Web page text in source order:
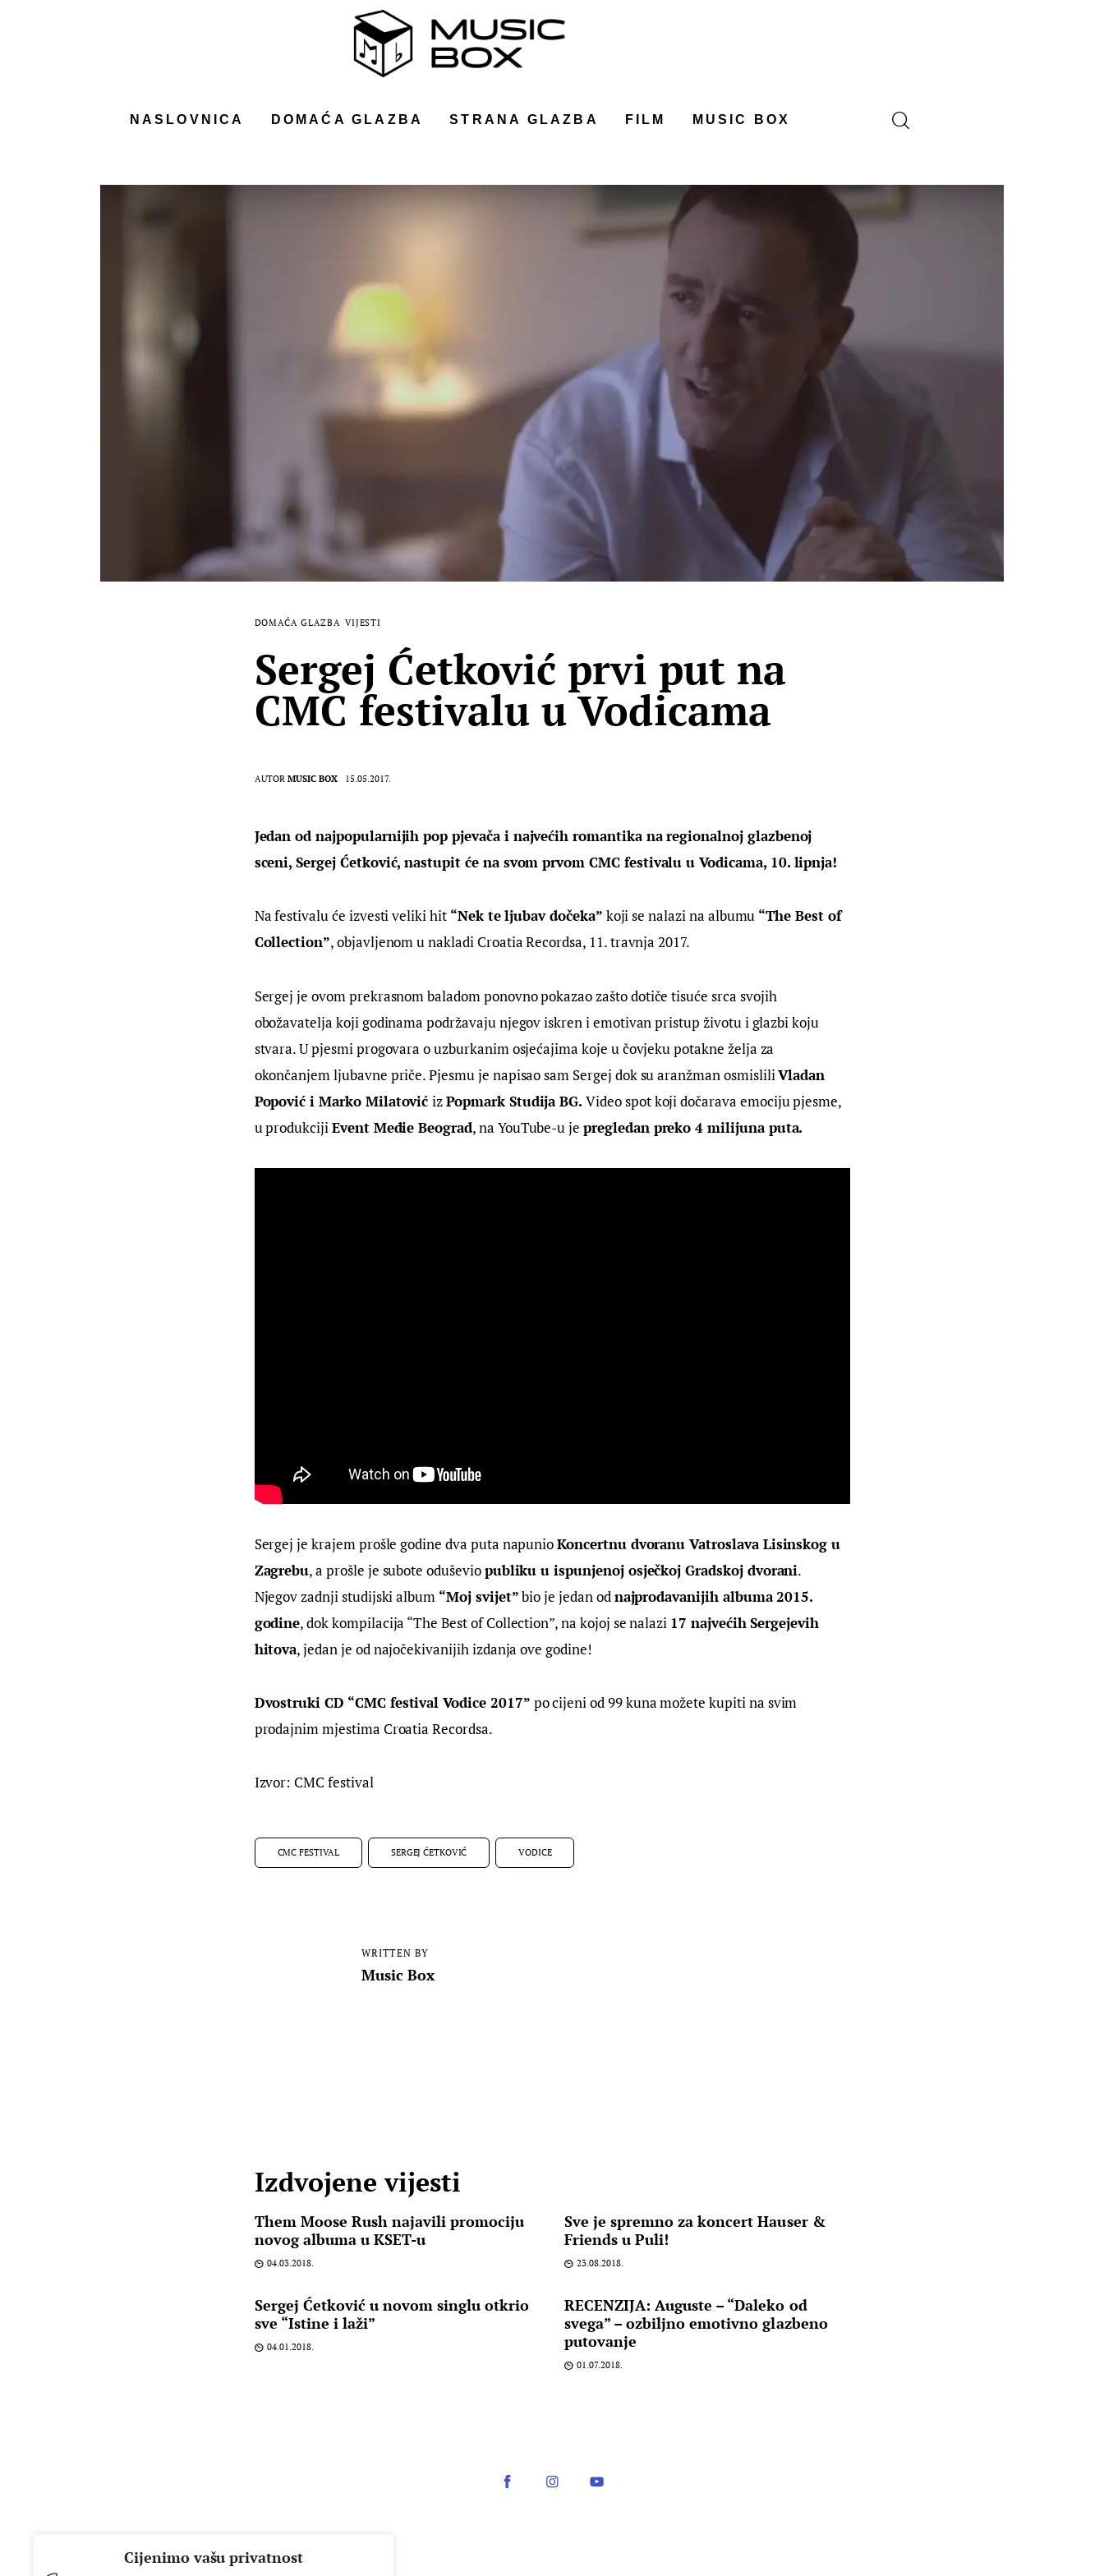
Cijenimo vašu privatnost
NASLOVNICA DOMAĆA GLAZBA STRANA GLAZBA FILM MUSIC BOX
DOMAĆA GLAZBA VIJESTI
Sergej Ćetković prvi put na
CMC festivalu u Vodicama
AUTOR MUSIC BOX 15.05.2017.
Jedan od najpopularnijih pop pjevača i najvećih romantika na regionalnoj glazbenoj
sceni, Sergej Ćetković, nastupit će na svom prvom CMC festivalu u Vodicama, 10. lipnja!
Na festivalu će izvesti veliki hit “Nek te ljubav dočeka” koji se nalazi na albumu “The Best of
Collection”, objavljenom u nakladi Croatia Recordsa, 11. travnja 2017.
Sergej je ovom prekrasnom baladom ponovno pokazao zašto dotiče tisuće srca svojih
obožavatelja koji godinama podržavaju njegov iskren i emotivan pristup životu i glazbi koju
stvara. U pjesmi progovara o uzburkanim osjećajima koje u čovjeku potakne želja za
okončanjem ljubavne priče. Pjesmu je napisao sam Sergej dok su aranžman osmislili Vladan
Popović i Marko Milatović iz Popmark Studija BG. Video spot koji dočarava emociju pjesme,
u produkciji Event Medie Beograd, na YouTube-u je pregledan preko 4 milijuna puta.
Sergej je krajem prošle godine dva puta napunio Koncertnu dvoranu Vatroslava Lisinskog u
Zagrebu, a prošle je subote oduševio publiku u ispunjenoj osječkoj Gradskoj dvorani.
Njegov zadnji studijski album “Moj svijet” bio je jedan od najprodavanijih albuma 2015.
godine, dok kompilacija “The Best of Collection”, na kojoj se nalazi 17 najvećih Sergejevih
hitova, jedan je od najočekivanijih izdanja ove godine!
Dvostruki CD “CMC festival Vodice 2017” po cijeni od 99 kuna možete kupiti na svim
prodajnim mjestima Croatia Recordsa.
Izvor: CMC festival
CMC FESTIVAL SERGEJ ĆETKOVIĆ VODICE
WRITTEN BY
Music Box
Izdvojene vijesti
Them Moose Rush najavili promociju
novog albuma u KSET-u
04.03.2018.
Sve je spremno za koncert Hauser &
Friends u Puli!
23.08.2018.
Sergej Ćetković u novom singlu otkrio
sve “Istine i laži”
04.01.2018.
RECENZIJA: Auguste – “Daleko od
svega” – ozbiljno emotivno glazbeno
putovanje
01.07.2018.